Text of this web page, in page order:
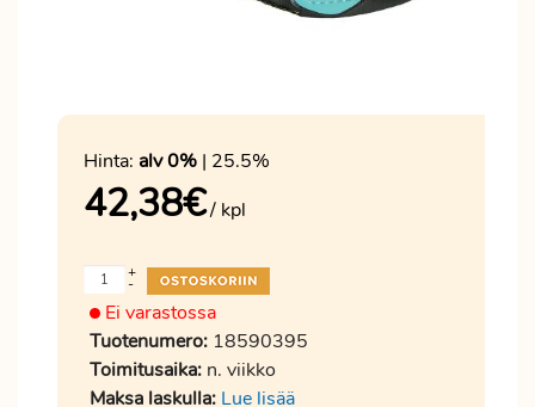
Hinta: alv 0% | 25.5%
42,38€/ kpl
-
+
Ei varastossa
Tuotenumero: 18590395
Toimitusaika: n. viikko
Maksa laskulla: Lue lisää